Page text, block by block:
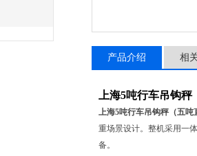
产品介绍 相
上海5吨行车吊钩
上海5吨行车吊钩秤（五吨
重场景设计。整机采用一
备。